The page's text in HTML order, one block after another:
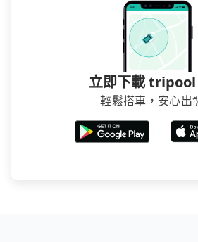
立即下載
輕鬆搭車，安心出